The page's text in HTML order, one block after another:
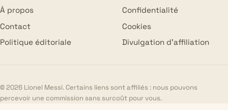
À propos
Contact
Politique éditoriale
Confidentialité
Cookies
Divulgation d’affiliation
© 2026 Lionel Messi. Certains liens sont affiliés : nous pouvons
percevoir une commission sans surcoût pour vous.